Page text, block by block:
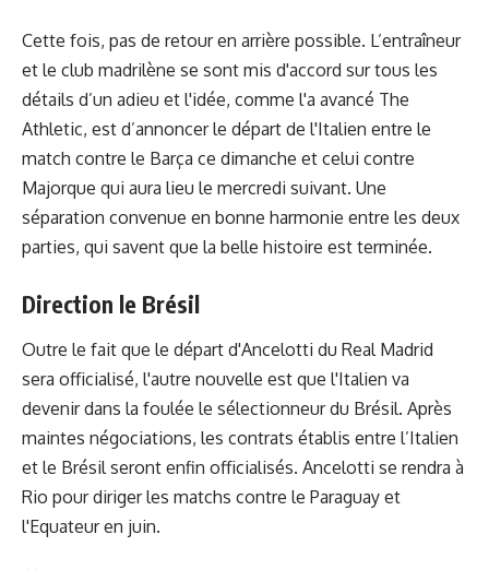
Cette fois, pas de retour en arrière possible. L’entraîneur
et le club madrilène se sont mis d'accord sur tous les
détails d’un adieu et l'idée, comme l'a avancé The
Athletic, est d’annoncer le départ de l'Italien entre le
match contre le Barça ce dimanche et celui contre
Majorque qui aura lieu le mercredi suivant. Une
séparation convenue en bonne harmonie entre les deux
parties, qui savent que la belle histoire est terminée.
Direction le Brésil
Outre le fait que le départ d'Ancelotti du Real Madrid
sera officialisé, l'autre nouvelle est que l'Italien va
devenir dans la foulée le sélectionneur du Brésil. Après
maintes négociations, les contrats établis entre l’Italien
et le Brésil seront enfin officialisés. Ancelotti se rendra à
Rio pour diriger les matchs contre le Paraguay et
l'Equateur en juin.